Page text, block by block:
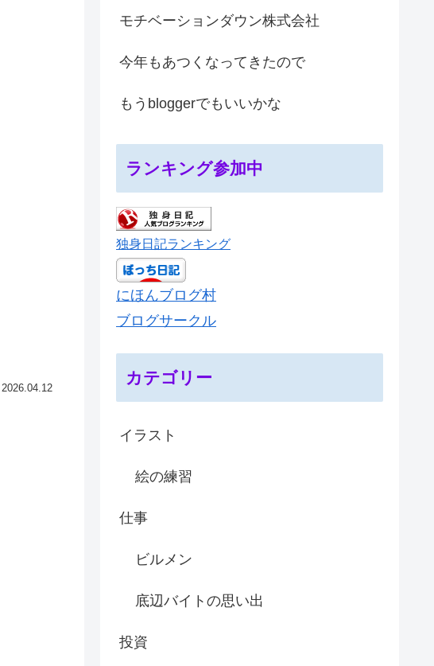
2026.04.12
モチベーションダウン株式会社
今年もあつくなってきたので
もうbloggerでもいいかな
ランキング参加中
独身日記ランキング
にほんブログ村
ブログサークル
カテゴリー
イラスト
絵の練習
仕事
ビルメン
底辺バイトの思い出
投資